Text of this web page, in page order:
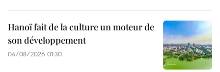
Hanoï fait de la culture un moteur de
son développement
04/08/2026 01:30